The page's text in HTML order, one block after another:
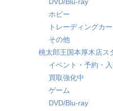
ホビー
トレーディングカ
その他
桃太郎王国本厚木店ス
イベント・予約・
買取強化中
ゲーム
DVD/Blu-ray